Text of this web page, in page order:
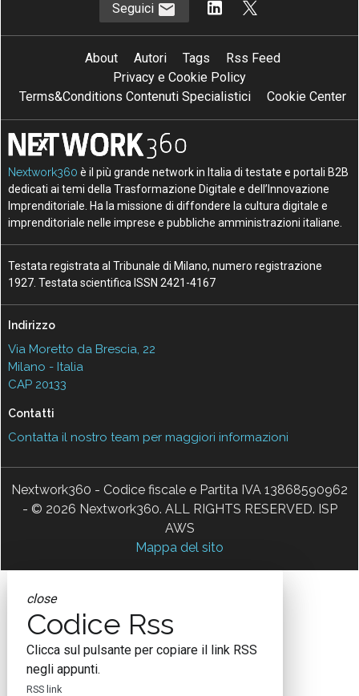
Seguici
About Autori Tags
Rss Feed
Privacy e Cookie Policy
Terms&Conditions Contenuti Specialistici
Cookie Center
Nextwork360 è il più grande network in Italia di testate e portali B2B
dedicati ai temi della Trasformazione Digitale e dell’Innovazione
Imprenditoriale. Ha la missione di diffondere la cultura digitale e
imprenditoriale nelle imprese e pubbliche amministrazioni italiane.
Testata registrata al Tribunale di Milano, numero registrazione
1927. Testata scientifica ISSN 2421-4167
Indirizzo
Via Moretto da Brescia, 22
Milano - Italia
CAP 20133
Contatti
Contatta il nostro team per maggiori informazioni
Nextwork360 - Codice fiscale e Partita IVA 13868590962
- © 2026 Nextwork360. ALL RIGHTS RESERVED. ISP
AWS
Mappa del sito
close
Codice Rss
Clicca sul pulsante per copiare il link RSS
negli appunti.
RSS link